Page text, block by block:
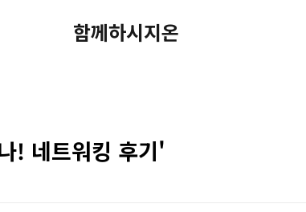
함께하시지온
! 네트워킹 후기'